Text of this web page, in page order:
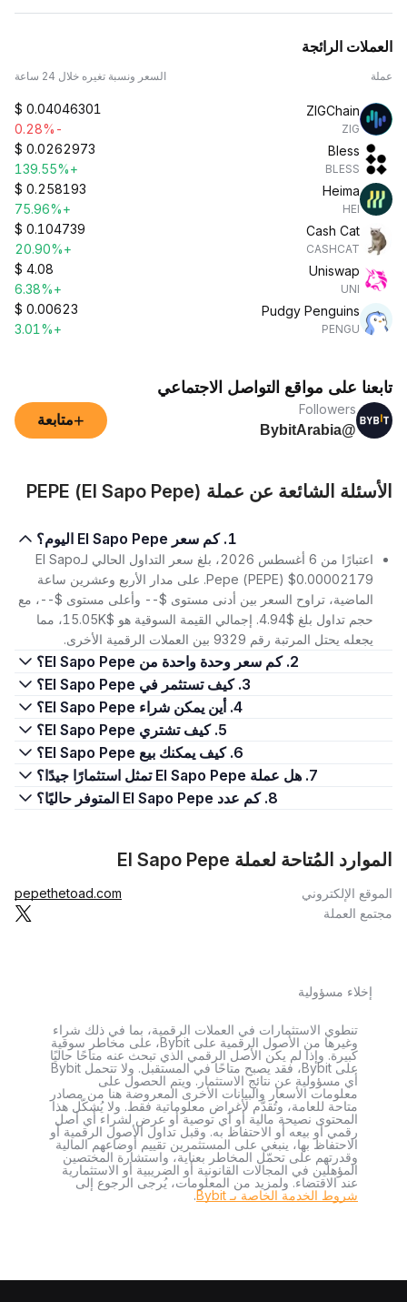
العملات الرائجة
عملة السعر ونسبة تغيره خلال 24 ساعة
ZIGChain
ZIG
$ 0.04046301
-0.28%
Bless
BLESS
$ 0.0262973
+139.55%
Heima
HEI
$ 0.258193
+75.96%
Cash Cat
CASHCAT
$ 0.104739
+20.90%
Uniswap
UNI
$ 4.08
+6.38%
Pudgy Penguins
PENGU
$ 0.00623
+3.01%
تابعنا على مواقع التواصل الاجتماعي
Followers
@BybitArabia
+متابعة
الأسئلة الشائعة عن عملة PEPE (El Sapo Pepe)
1. كم سعر El Sapo Pepe اليوم؟
اعتبارًا من 6 أغسطس 2026، بلغ سعر التداول الحالي لـEl Sapo
Pepe (PEPE) $0.00002179. على مدار الأربع وعشرين ساعة
الماضية، تراوح السعر بين أدنى مستوى $-- وأعلى مستوى $--، مع
حجم تداول بلغ $4.94. إجمالي القيمة السوقية هو $15.05K، مما
يجعله يحتل المرتبة رقم 9329 بين العملات الرقمية الأخرى.
2. كم سعر وحدة واحدة من El Sapo Pepe؟
3. كيف تستثمر في El Sapo Pepe؟
4. أين يمكن شراء El Sapo Pepe؟
5. كيف تشتري El Sapo Pepe؟
6. كيف يمكنك بيع El Sapo Pepe؟
7. هل عملة El Sapo Pepe تمثل استثمارًا جيدًا؟
8. كم عدد El Sapo Pepe المتوفر حاليًا؟
الموارد المُتاحة لعملة El Sapo Pepe
الموقع الإلكتروني
pepethetoad.com
مجتمع العملة
إخلاء مسؤولية
تنطوي الاستثمارات في العملات الرقمية، بما في ذلك شراء
وغيرها من الأصول الرقمية على Bybit، على مخاطر سوقية
كبيرة. وإذا لم يكن الأصل الرقمي الذي تبحث عنه متاحًا حاليًا
على Bybit، فقد يصبح متاحًا في المستقبل. ولا تتحمل Bybit
أي مسؤولية عن نتائج الاستثمار. ويتم الحصول على
معلومات الأسعار والبيانات الأخرى المعروضة هنا من مصادر
متاحة للعامة، وتُقدَّم لأغراض معلوماتية فقط. ولا يُشكّل هذا
المحتوى نصيحة مالية أو أي توصية أو عرض لشراء أي أصل
رقمي أو بيعه أو الاحتفاظ به. وقبل تداول الأصول الرقمية أو
الاحتفاظ بها، ينبغي على المستثمرين تقييم أوضاعهم المالية
وقدرتهم على تحمّل المخاطر بعناية، واستشارة المختصين
المؤهلين في المجالات القانونية أو الضريبية أو الاستثمارية
عند الاقتضاء. ولمزيد من المعلومات، يُرجى الرجوع إلى
شروط الخدمة الخاصة بـ Bybit
.